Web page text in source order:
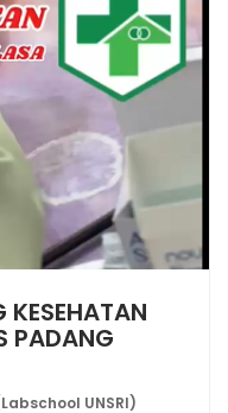
KESEHATAN
PADANG
UNSRI)